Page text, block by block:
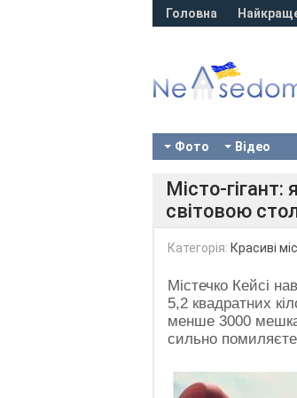
Головна
Фото Відео
Місто-гігант:
світовою
Категорія: Красиві
Містечко Кейсі
5,2 квадратних
менше 3000
сильно